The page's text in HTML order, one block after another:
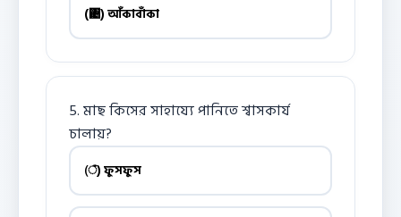
(঄) আঁকাবাঁকা
5. মাছ কিসের সাহায্যে পানিতে শ্বাসকার্য
চালায়?
(ঁ) ফুসফুস